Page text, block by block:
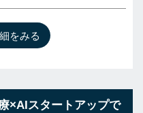
をみる
×AIスタートアップで